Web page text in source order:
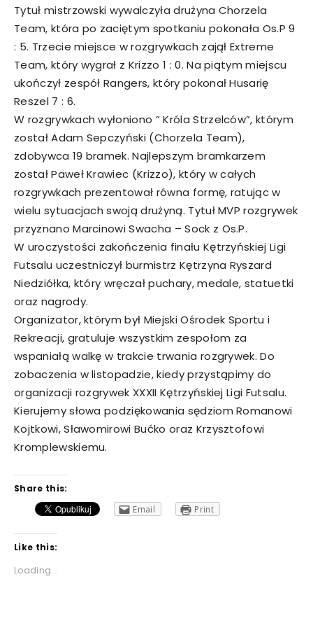
Tytuł mistrzowski wywalczyła drużyna Chorzela
Team, która po zaciętym spotkaniu pokonała Os.P 9
: 5. Trzecie miejsce w rozgrywkach zajął Extreme
Team, który wygrał z Krizzo 1 : 0. Na piątym miejscu
ukończył zespół Rangers, który pokonał Husarię
Reszel 7 : 6.
W rozgrywkach wyłoniono ” Króla Strzelców”, którym
został Adam Sepczyński (Chorzela Team),
zdobywca 19 bramek. Najlepszym bramkarzem
został Paweł Krawiec (Krizzo), który w całych
rozgrywkach prezentował równa formę, ratując w
wielu sytuacjach swoją drużyną. Tytuł MVP rozgrywek
przyznano Marcinowi Swacha – Sock z Os.P.
W uroczystości zakończenia finału Kętrzyńskiej Ligi
Futsalu uczestniczył burmistrz Kętrzyna Ryszard
Niedziółka, który wręczał puchary, medale, statuetki
oraz nagrody.
Organizator, którym był Miejski Ośrodek Sportu i
Rekreacji, gratuluje wszystkim zespołom za
wspaniałą walkę w trakcie trwania rozgrywek. Do
zobaczenia w listopadzie, kiedy przystąpimy do
organizacji rozgrywek XXXII Kętrzyńskiej Ligi Futsalu.
Kierujemy słowa podziękowania sędziom Romanowi
Kojtkowi, Sławomirowi Bućko oraz Krzysztofowi
Kromplewskiemu.
Share this:
Email
Print
Like this:
Loading...